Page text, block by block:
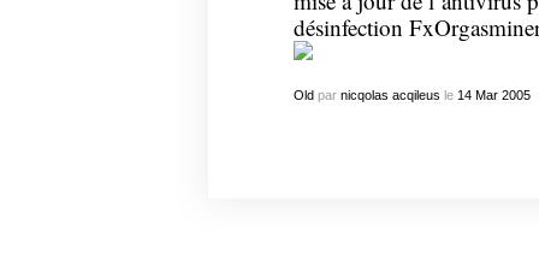
désinfection
Oldpar nicqolas acqileus le 14 Mar 2005